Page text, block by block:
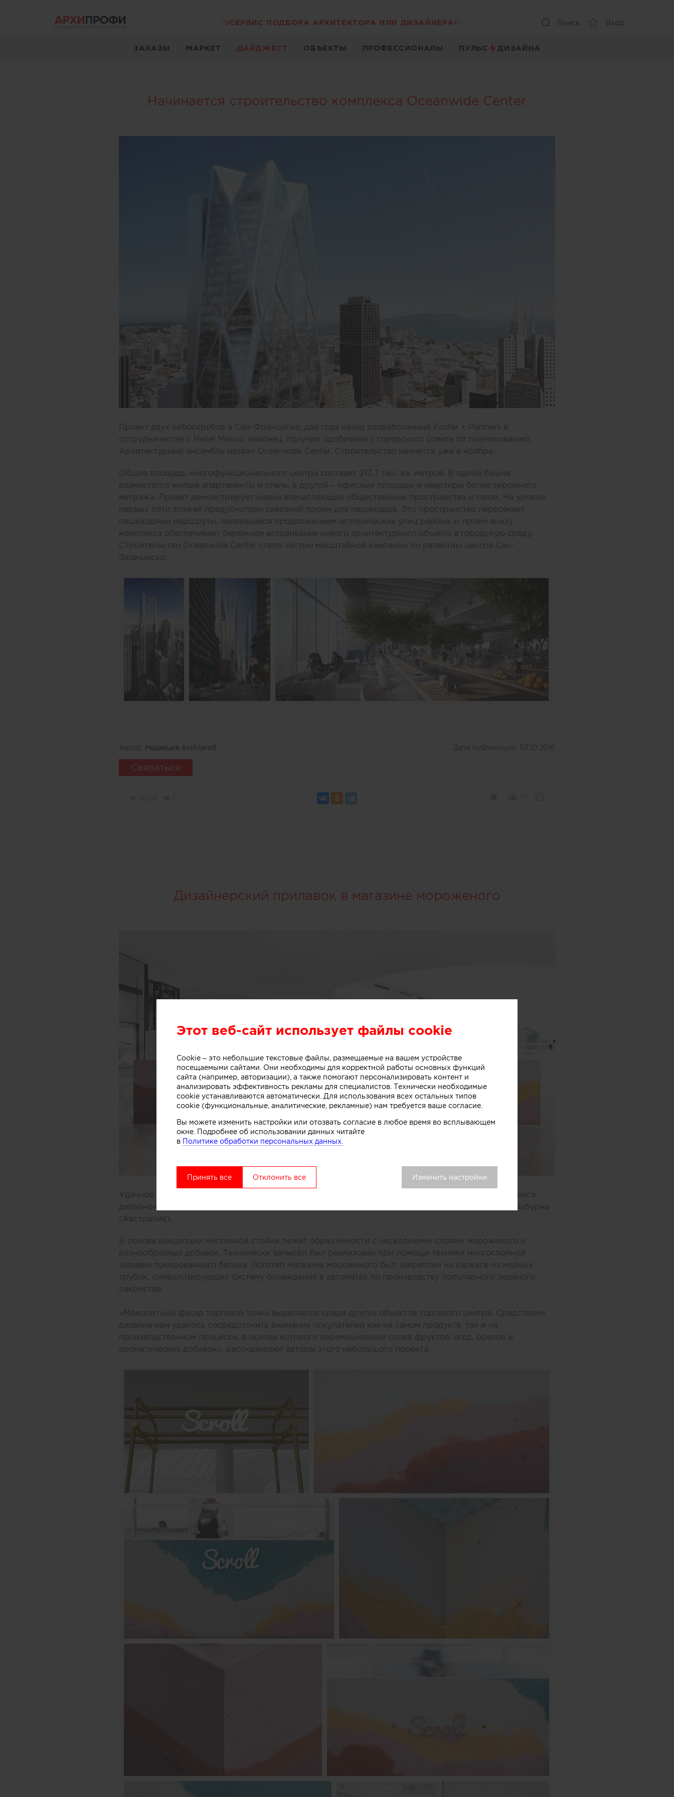
СЕРВИС ПОДБОРА АРХИТЕКТОРА ИЛИ ДИЗАЙНЕРА Поиск Вход
ЗАКАЗЫ МАРКЕТ ДАЙДЖЕСТ ОБЪЕКТЫ ПРОФЕССИОНАЛЫ ПУЛЬС ДИЗАЙНА
Начинается строительство комплекса Oceanwide Center
Проект двух небоскребов в Сан-Франциско, два года назад разработанный Foster + Partners в
сотрудничестве с Heller Manus, наконец, получил одобрение у городского совета по планированию.
Архитектурный ансамбль назван Oceanwide Center. Строительство начнется уже в ноябре.
Общая площадь многофункционального центра составит 213,7 тыс. кв. метров. В одной башне
разместятся жилые апартаменты и отель, в другой – офисные площади и квартиры более скромного
метража. Проект демонстрирует новые впечатляющие общественные пространства и связи. На уровне
первых пяти этажей предусмотрен сквозной проем для пешеходов. Это пространство пересекает
пешеходные маршруты, являющиеся продолжением исторических улиц района, и проем внизу
комплекса обеспечивает бережное встраивание нового архитектурного объекта в городскую среду.
Строительство Oceanwide Center стало частью масштабной кампании по развитию центра Сан-
Франциско.
Автор: Редакция Archiprofi Дата публикации: 07.10.2016
Связаться
Дизайнерский прилавок в магазине мороженого
Удачное решение предложили специалисты бюро One Design Office и Studio Twocan, занимавшиеся
дизайном небольшого магазина мороженого, расположенного в одном из торговых центров Мельбурна
(Австралия).
В основе концепции массивной стойки лежит образ емкости с несколькими слоями мороженого и
разнообразных добавок. Технически замысел был реализован при помощи техники многослойной
заливки тонированного бетона. Логотип магазина мороженого был закреплен на каркасе из медных
трубок, символизирующих систему охлаждения в автоматах по производству популярного ледяного
лакомства.
«Монолитный фасад торговой точки выделяется среди других объектов торгового центра. Средствами
дизайна нам удалось сосредоточить внимание покупателей как на самом продукте, так и на
производственном процессе, в основе которого перемешивание слоев фруктов, ягод, орехов и
ароматических добавок», рассказывают авторы этого небольшого проекта.
Этот веб-сайт использует файлы cookie
Cookie – это небольшие текстовые файлы, размещаемые на вашем устройстве
посещаемыми сайтами. Они необходимы для корректной работы основных функций
сайта (например, авторизации), а также помогают персонализировать контент и
анализировать эффективность рекламы для специалистов. Технически необходимые
cookie устанавливаются автоматически. Для использования всех остальных типов
cookie (функциональные, аналитические, рекламные) нам требуется ваше согласие.
Вы можете изменить настройки или отозвать согласие в любое время во всплывающем
окне. Подробнее об использовании данных читайте
в Политике обработки персональных данных.
Принять все Отклонить все Изменить настройки